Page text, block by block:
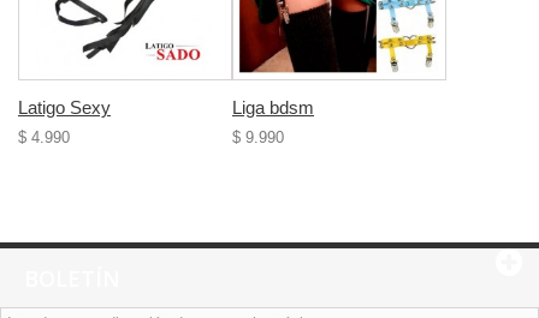
Latigo Sexy
$ 4.990
Liga bdsm
$ 9.990